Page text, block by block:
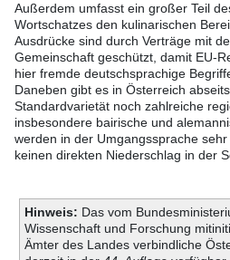
Außerdem umfasst ein großer Teil
Wortschatzes den kulinarischen
Ausdrücke sind durch Verträge mit
Gemeinschaft geschützt, damit EU-
hier fremde deutschsprachige
Daneben gibt es in Österreich
Standardvarietät noch zahlreiche
insbesondere bairische und
werden in der Umgangssprache
keinen direkten Niederschlag in der
Hinweis: Das vom
Wissenschaft und Forschung
Ämter des Landes verbindliche